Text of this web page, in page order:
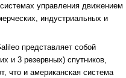
управления движением
индустриальных и
представляет собой
и 3 резервных) спутников,
что и американская система